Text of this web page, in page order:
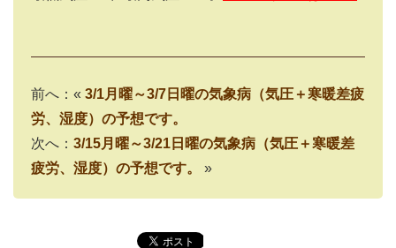
前へ：« 3/1月曜～3/7日曜の気象病（気圧＋寒暖差疲
労、湿度）の予想です。
次へ： 3/15月曜～3/21日曜の気象病（気圧＋寒暖差
疲労、湿度）の予想です。
»